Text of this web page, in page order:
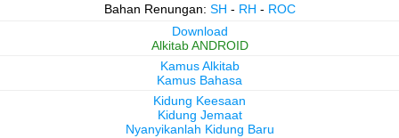
Bahan Renungan: SH - RH - ROC
Download
Alkitab ANDROID
Kamus Alkitab
Kamus Bahasa
Kidung Keesaan
Kidung Jemaat
Nyanyikanlah Kidung Baru